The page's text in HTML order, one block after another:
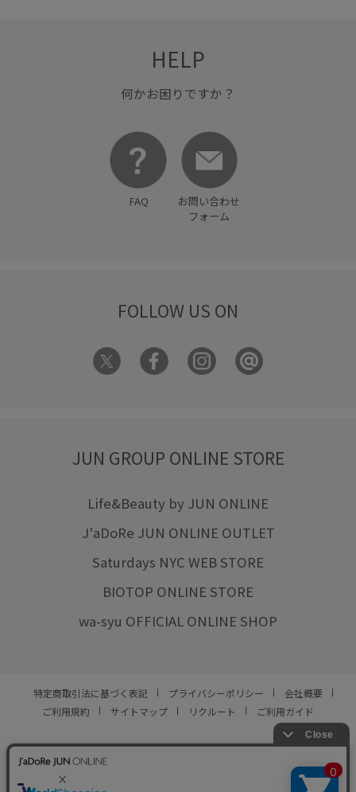
HELP
何かお困りですか？
FAQ
お問い合わせ
フォーム
FOLLOW US ON
JUN GROUP ONLINE STORE
Life&Beauty by JUN ONLINE
J'aDoRe JUN ONLINE OUTLET
Saturdays NYC WEB STORE
BIOTOP ONLINE STORE
wa-syu OFFICIAL ONLINE SHOP
特定商取引法に基づく表記 プライバシーポリシー
会社概要
ご利用規約
サイトマップ リクルート ご利用ガイド